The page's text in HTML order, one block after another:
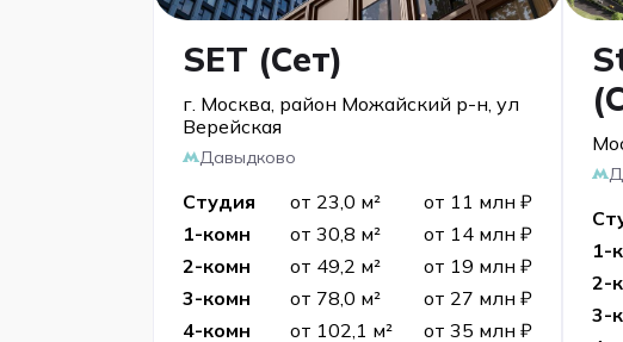
SET (Сет)
г. Москва, район Можайский р-н, ул
Верейская
Давыдково
Студия от 23,0 м²
от 11 млн ₽
1-комн
от 30,8 м²
от 14 млн ₽
2-комн
от 49,2 м²
от 19 млн ₽
3-комн
от 78,0 м²
от 27 млн ₽
4-комн
от 102,1 м² от 35 млн ₽
1-
2-
3-